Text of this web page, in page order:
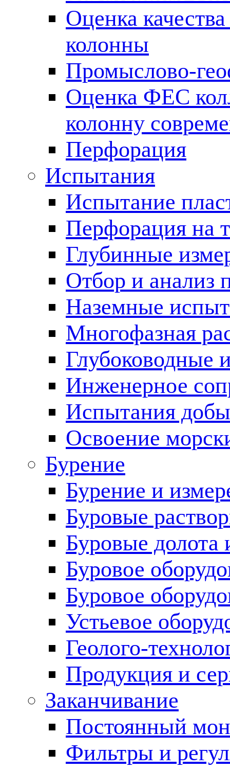
Оценка
колонны
Промыслово-
Оценка ФЕС
колонну
Перфорация
Испытания
Испытание
Перфорация на
Глубинные
Отбор и анализ
Наземные
Многофазная
Глубоководные
Инженерное
Испытания
Освоение
Бурение
Бурение и
Буровые
Буровые долота
Буровое
Буровое
Устьевое
Геолого-
Продукция и
Заканчивание
Постоянный
Фильтры и